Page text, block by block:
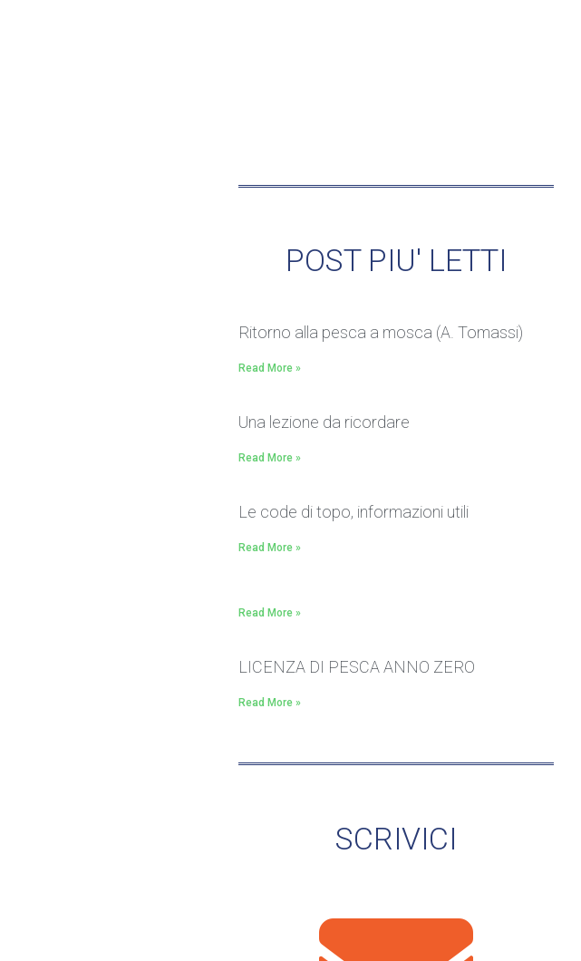
POST PIU' LETTI
Ritorno alla pesca a mosca (A. Tomassi)
Read More »
Una lezione da ricordare
Read More »
Le code di topo, informazioni utili
Read More »
Read More »
LICENZA DI PESCA ANNO ZERO
Read More »
SCRIVICI